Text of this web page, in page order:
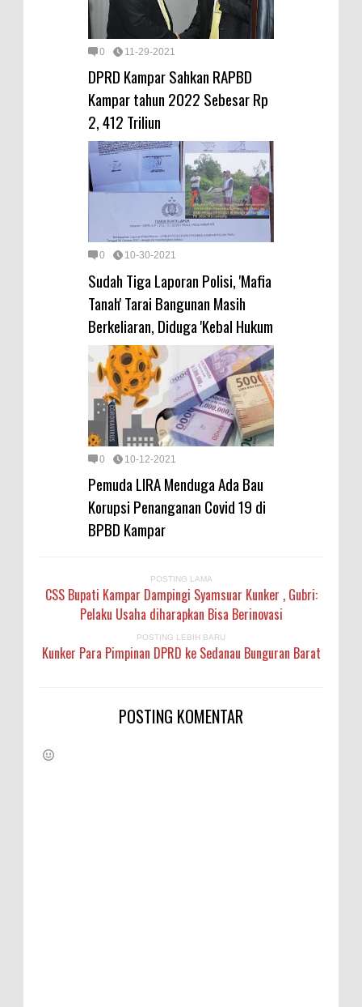
0 11-29-2021
DPRD Kampar Sahkan RAPBD
Kampar tahun 2022 Sebesar Rp
2, 412 Triliun
0 10-30-2021
Sudah Tiga Laporan Polisi, 'Mafia
Tanah' Tarai Bangunan Masih
Berkeliaran, Diduga 'Kebal Hukum
0 10-12-2021
Pemuda LIRA Menduga Ada Bau
Korupsi Penanganan Covid 19 di
BPBD Kampar
POSTING LAMA
CSS Bupati Kampar Dampingi Syamsuar Kunker , Gubri:
Pelaku Usaha diharapkan Bisa Berinovasi
POSTING LEBIH BARU
Kunker Para Pimpinan DPRD ke Sedanau Bunguran Barat
POSTING KOMENTAR